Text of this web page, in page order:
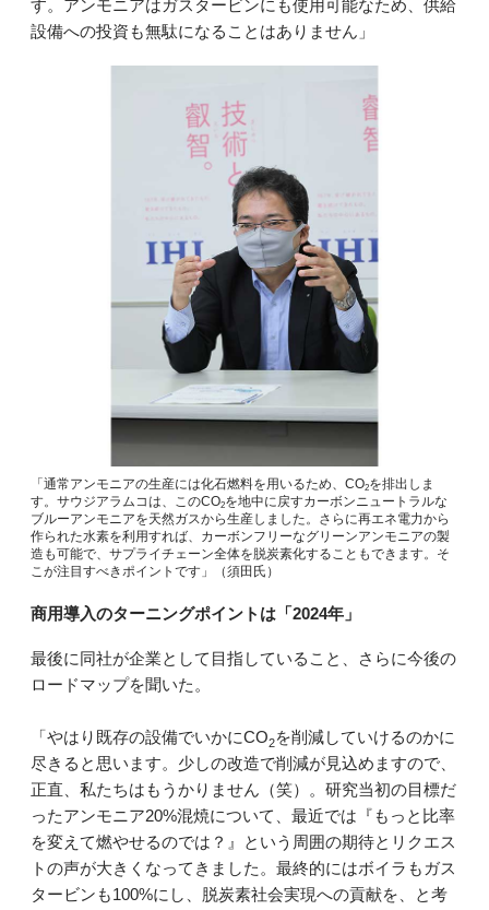
す。アンモニアはガスタービンにも使用可能なため、供給
設備への投資も無駄になることはありません」
「通常アンモニアの生産には化石燃料を用いるため、CO2を排出しま
す。サウジアラムコは、このCO2を地中に戻すカーボンニュートラルな
ブルーアンモニアを天然ガスから生産しました。さらに再エネ電力から
作られた水素を利用すれば、カーボンフリーなグリーンアンモニアの製
造も可能で、サプライチェーン全体を脱炭素化することもできます。そ
こが注目すべきポイントです」（須田氏）
商用導入のターニングポイントは「2024年」
最後に同社が企業として目指していること、さらに今後の
ロードマップを聞いた。
「やはり既存の設備でいかにCO2を削減していけるのかに
尽きると思います。少しの改造で削減が見込めますので、
正直、私たちはもうかりません（笑）。研究当初の目標だ
ったアンモニア20%混焼について、最近では『もっと比率
を変えて燃やせるのでは？』という周囲の期待とリクエス
トの声が大きくなってきました。最終的にはボイラもガス
タービンも100%にし、脱炭素社会実現への貢献を、と考